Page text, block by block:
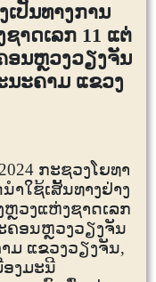
ເປັນທາງການ
າດເລກ 11 ແຕ່
ອນຫຼວງວຽງຈັນ
ນະຄາມ ແຂວງ
ກະຊວງໂຍທາ
າໃຊ້ເສັ້ນທາງຢ່າງ
ຫຼວງແຫ່ງຊາດເລກ
ຄອນຫຼວງວຽງຈັນ
ມ ແຂວງວຽງຈັນ,
ອງມະນີ